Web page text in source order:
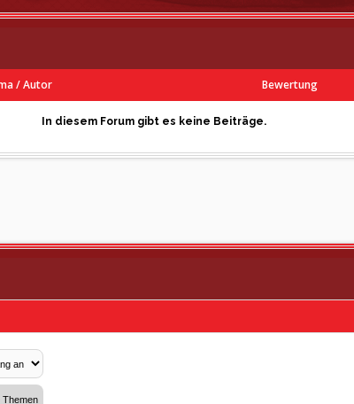
Bewertung
/Autor
In diesem Forum gibt es keine Beiträge.